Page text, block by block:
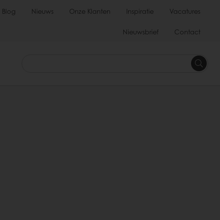
Blog Nieuws Onze Klanten Inspiratie Vacatures
Nieuwsbrief Contact